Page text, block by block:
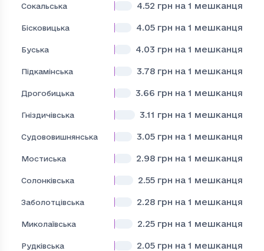
Сокальська 4.52 грн на 1 мешканця
Бісковицька 4.05 грн на 1 мешканця
Буська 4.03 грн на 1 мешканця
Підкамінська 3.78 грн на 1 мешканця
Дрогобицька 3.66 грн на 1 мешканця
Гніздичівська 3.11 грн на 1 мешканця
Судововишнянська 3.05 грн на 1 мешканця
Мостиська 2.98 грн на 1 мешканця
Солонківська 2.55 грн на 1 мешканця
Заболотцівська 2.28 грн на 1 мешканця
Миколаївська 2.25 грн на 1 мешканця
Рудківська 2.05 грн на 1 мешканця